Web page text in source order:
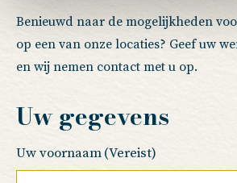
Benieuwd naar de mogelijkheden
op een van onze locaties? Geef uw
en wij nemen contact met u op.
Uw gegevens
Uw voornaam(Vereist)